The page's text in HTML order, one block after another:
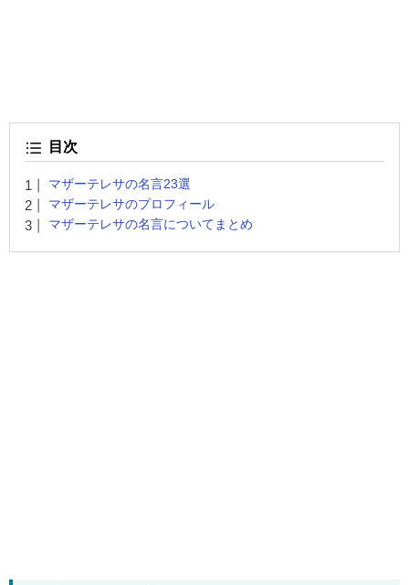
目次
マザーテレサの名言23選
マザーテレサのプロフィール
マザーテレサの名言についてまとめ